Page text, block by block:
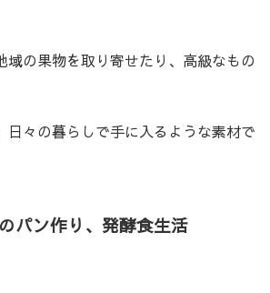
域の果物を取り寄せたり、高級なもの
日々の暮らしで手に入るような素材で
パン作り、発酵食生活